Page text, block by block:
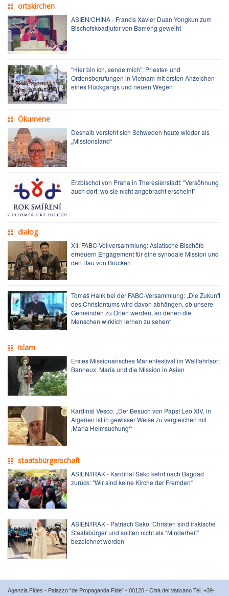
ortskirchen
ASIEN/CHINA - Francis Xavier Duan Yongkun zum
Bischofskoadjutor von Bameng geweiht
“Hier bin ich, sende mich”: Priester- und
Ordensberufungen in Vietnam mit ersten Anzeichen
eines Rückgangs und neuen Wegen
Ökumene
Deshalb versteht sich Schweden heute wieder als
„Missionsland“
Erzbischof von Praha in Theresienstadt: "Versöhnung
auch dort, wo sie nicht angebracht erscheint"
dialog
XII. FABC-Vollversammlung: Asiatische Bischöfe
erneuern Engagement für eine synodale Mission und
den Bau von Brücken
Tomáš Halík bei der FABC-Versammlung: „Die Zukunft
des Christentums wird davon abhängen, ob unsere
Gemeinden zu Orten werden, an denen die
Menschen wirklich lernen zu sehen“
islam
Erstes Missionarisches Marienfestival im Wallfahrtsort
Banneux: Maria und die Mission in Asien
Kardinal Vesco: „Der Besuch von Papst Leo XIV. in
Algerien ist in gewisser Weise zu vergleichen mit
‚Maria Heimsuchung‘“
staatsbürgerschaft
ASIEN/IRAK - Kardinal Sako kehrt nach Bagdad
zurück: "Wir sind keine Kirche der Fremden“
ASIEN/IRAK - Patriach Sako: Christen sind irakische
Staatsbürger und sollten nicht als “Minderheit”
bezeichnet werden
Agenzia Fides - Palazzo “de Propaganda Fide” - 00120 - Città del Vaticano Tel. +39-